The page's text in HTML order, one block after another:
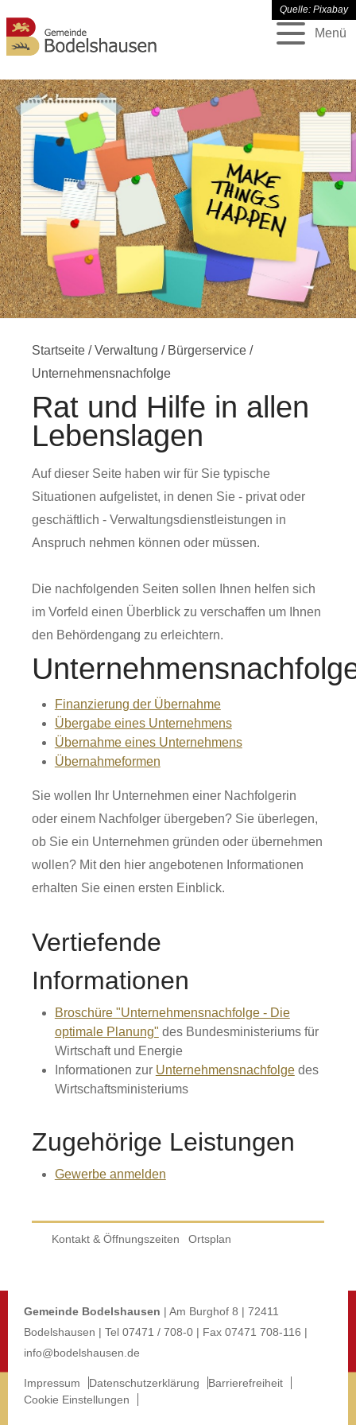
Menü
Quelle: Pixabay
Startseite /Verwaltung / Bürgerservice /
Unternehmensnachfolge
Rat und Hilfe in allen
Lebenslagen
Auf dieser Seite haben wir für Sie typische
Situationen aufgelistet, in denen Sie - privat oder
geschäftlich - Verwaltungsdienstleistungen in
Anspruch nehmen können oder müssen.
Die nachfolgenden Seiten sollen Ihnen helfen sich
im Vorfeld einen Überblick zu verschaffen um Ihnen
den Behördengang zu erleichtern.
Finanzierung der Übernahme
Übergabe eines Unternehmens
Übernahme eines Unternehmens
Übernahmeformen
Sie wollen Ihr Unternehmen einer Nachfolgerin
oder einem Nachfolger übergeben? Sie überlegen,
ob Sie ein Unternehmen gründen oder übernehmen
wollen? Mit den hier angebotenen Informationen
erhalten Sie einen ersten Einblick.
Vertiefende
Informationen
Broschüre "Unternehmensnachfolge - Die
optimale Planung" des Bundesministeriums für
Wirtschaft und Energie
Informationen zur Unternehmensnachfolgedes
Wirtschaftsministeriums
Zugehörige Leistungen
Gewerbe anmelden
Kontakt & Öffnungszeiten Ortsplan
Gemeinde Bodelshausen | Am Burghof 8 | 72411
Bodelshausen | Tel 07471 / 708-0 | Fax 07471 708-116 |
info@bodelshausen.de
Impressum Datenschutzerklärung
Barrierefreiheit
Cookie Einstellungen